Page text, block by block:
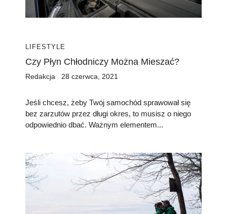
LIFESTYLE
Czy Płyn Chłodniczy Można Mieszać?
Redakcja 28 czerwca, 2021
Jeśli chcesz, żeby Twój samochód sprawował się
bez zarzutów przez długi okres, to musisz o niego
odpowiednio dbać. Ważnym elementem...